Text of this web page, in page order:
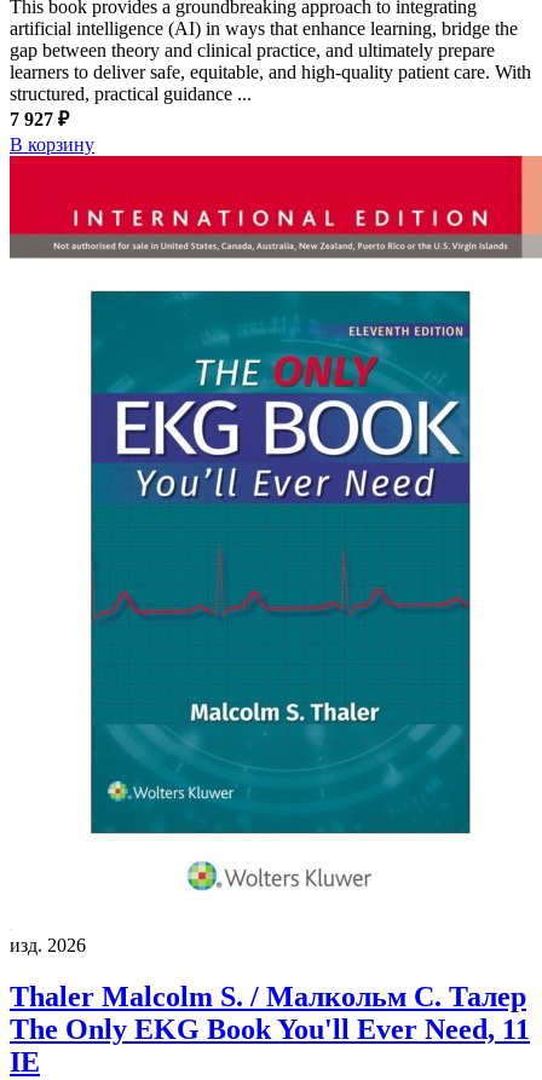
This book provides a groundbreaking approach to integrating
artificial intelligence (AI) in ways that enhance learning, bridge the
gap between theory and clinical practice, and ultimately prepare
learners to deliver safe, equitable, and high-quality patient care. With
structured, practical guidance ...
7 927 ₽
В корзину
изд. 2026
Thaler Malcolm S. / Малкольм С. Талер
The Only EKG Book You'll Ever Need, 11
IE